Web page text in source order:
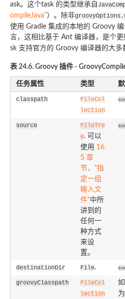
ask。这个task 的类型继承自
ompileJava” ）。除非
使用 Gradle 集成的本地的 Groovy
言，这相比基于 Ant 编译器，是个更
sk 支持官方的 Groovy 编译器的大多
表 24.6. Groovy 插件 -
任务属性 类型
classpath
FileCol
lection
source
FileTre
e. 可以
使用 16.
5 章
节，"指
定一组
输入文
件"中所
讲到的
任何一
种方式
来设
置。
destinationDir File.
groovyClasspath
FileCol
lection